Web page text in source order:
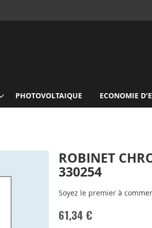
PHOTOVOLTAIQUE ECONOMIE
ROBINET
330254
Soyez le premier à
61,34 €